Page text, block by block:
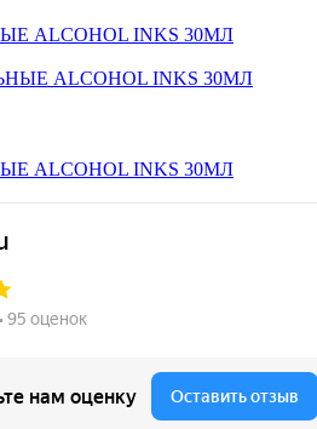
ALCOHOL INKS 30МЛ
ALCOHOL INKS 30МЛ